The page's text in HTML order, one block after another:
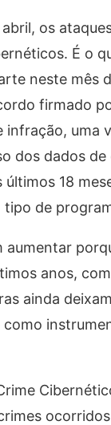
os
É o
neste mês
firmado
infração, uma
dos dados
18
de
aumentar
anos,
ainda